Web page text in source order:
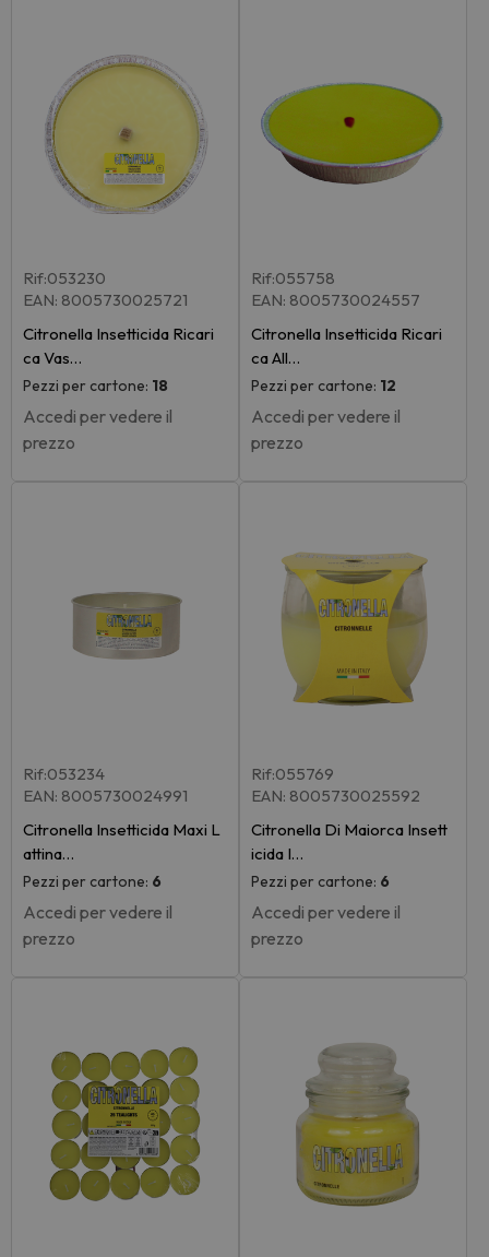
Rif:053230
EAN: 8005730025721
Citronella Insetticida Ricari
ca Vas…
Pezzi per cartone: 18
Accedi per vedere il
prezzo
Rif:055758
EAN: 8005730024557
Citronella Insetticida Ricari
ca All…
Pezzi per cartone: 12
Accedi per vedere il
prezzo
Rif:053234
EAN: 8005730024991
Citronella Insetticida Maxi L
attina…
Pezzi per cartone: 6
Accedi per vedere il
prezzo
Rif:055769
EAN: 8005730025592
Citronella Di Maiorca Insett
icida I…
Pezzi per cartone: 6
Accedi per vedere il
prezzo